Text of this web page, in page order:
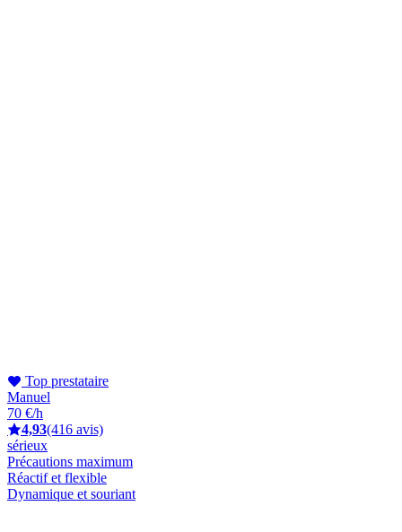
Top prestataire
Manuel
70 €/h
4,93(416 avis)
sérieux
Précautions maximum
Réactif et flexible
Dynamique et souriant